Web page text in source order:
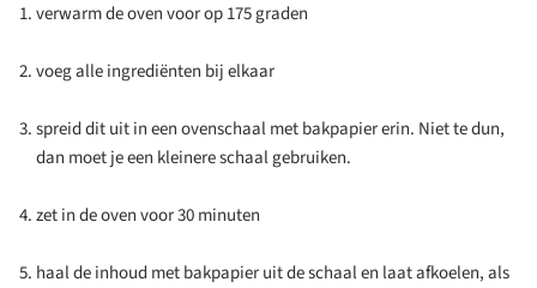
verwarm de oven voor op 175 graden
voeg alle ingrediënten bij elkaar
spreid dit uit in een ovenschaal met bakpapier erin. Niet te dun,
dan moet je een kleinere schaal gebruiken.
zet in de oven voor 30 minuten
haal de inhoud met bakpapier uit de schaal en laat afkoelen, als